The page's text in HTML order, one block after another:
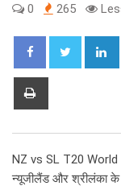
0 265
NZ vs SL T20 World
न्यूजीलैंड और श्रीलंका के